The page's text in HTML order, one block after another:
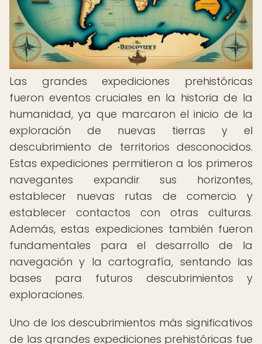
Las grandes expediciones prehistóricas
fueron eventos cruciales en la historia de la
humanidad, ya que marcaron el inicio de la
exploración de nuevas tierras y el
descubrimiento de territorios desconocidos.
Estas expediciones permitieron a los primeros
navegantes expandir sus horizontes,
establecer nuevas rutas de comercio y
establecer contactos con otras culturas.
Además, estas expediciones también fueron
fundamentales para el desarrollo de la
navegación y la cartografía, sentando las
bases para futuros descubrimientos y
exploraciones.
Uno de los descubrimientos más significativos
de las grandes expediciones prehistóricas fue